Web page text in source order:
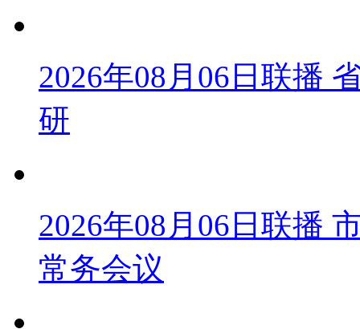
2026年08月06日联播
研
2026年08月06日联播
常务会议